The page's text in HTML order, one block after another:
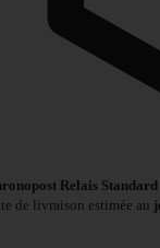
Relais Standard
de livraison estimée au